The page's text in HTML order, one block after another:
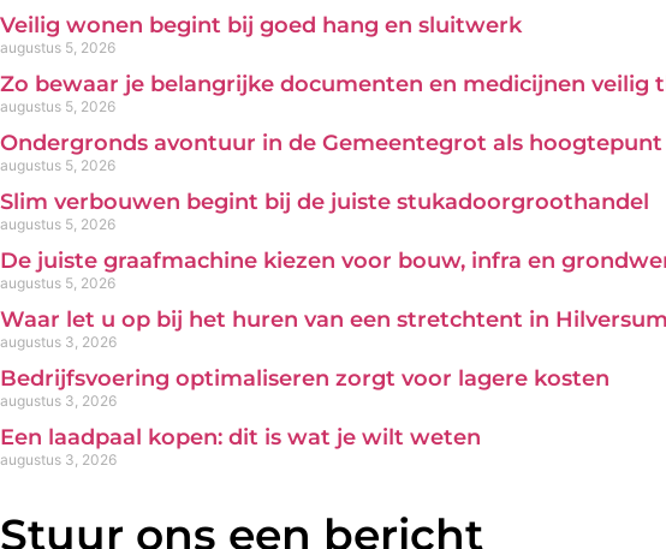
Veilig wonen begint bij goed hang en sluitwerk
augustus 5, 2026
Zo bewaar je belangrijke documenten en medicijnen veilig
augustus 5, 2026
Ondergronds avontuur in de Gemeentegrot als hoogtepunt
augustus 5, 2026
Slim verbouwen begint bij de juiste stukadoorgroothandel
augustus 5, 2026
De juiste graafmachine kiezen voor bouw, infra en
augustus 5, 2026
Waar let u op bij het huren van een stretchtent in
augustus 3, 2026
Bedrijfsvoering optimaliseren zorgt voor lagere kosten
augustus 3, 2026
Een laadpaal kopen: dit is wat je wilt weten
augustus 3, 2026
Stuur ons een bericht